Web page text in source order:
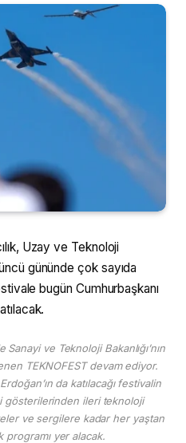
Uzay ve Teknoloji
gününde çok sayıda
bugün Cumhurbaşkanı
Sanayi ve Teknoloji Bakanlığı’nın
TEKNOFEST devam ediyor.
da katılacağı festivalin
gösterilerinden ileri teknoloji
ve sergilere kadar her yaştan
programı yer alacak.